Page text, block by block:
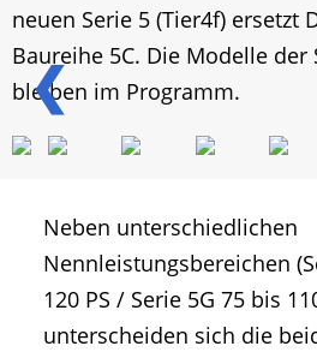
❮
neuen Serie 5 (Tier4f) ersetzt
Baureihe 5C. Die Modelle der
bleiben im Programm.
Neben unterschiedlichen
Nennleistungsbereichen
120 PS / Serie 5G 75 bis
unterscheiden sich die